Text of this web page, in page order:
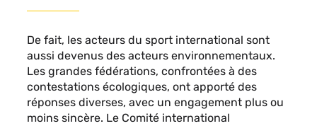
De fait, les acteurs du sport international sont
aussi devenus des acteurs environnementaux.
Les grandes fédérations, confrontées à des
contestations écologiques, ont apporté des
réponses diverses, avec un engagement plus ou
moins sincère. Le Comité international